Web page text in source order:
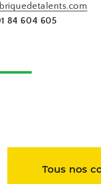
84 604 605
Tous nos